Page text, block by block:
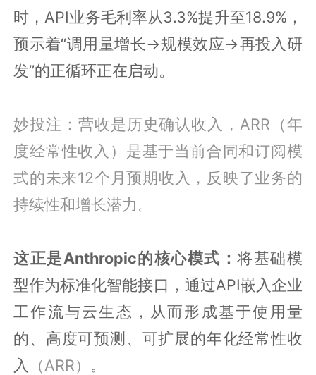
时，API业务毛利率从3.3%提升至18.9%，
预示着“调用量增长→规模效应→再投入研
发”的正循环正在启动。
妙投注：营收是历史确认收入，ARR（年
度经常性收入）是基于当前合同和订阅模
式的未来12个月预期收入，反映了业务的
持续性和增长潜力。
这正是Anthropic的核心模式：将基础模
型作为标准化智能接口，通过API嵌入企业
工作流与云生态，从而形成基于使用量
的、高度可预测、可扩展的年化经常性收
入
（ARR） 。